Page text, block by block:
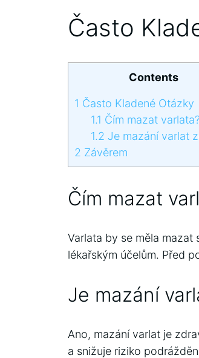
Často
Contents
1 Často Kladené Otázky
1.1 Čím mazat varlata?
1.2 Je mazání varlat
2 Závěrem
Čím mazat
Varlata by se měla mazat
lékařským účelům. Před
Je mazání
Ano, mazání varlat je
a snižuje riziko